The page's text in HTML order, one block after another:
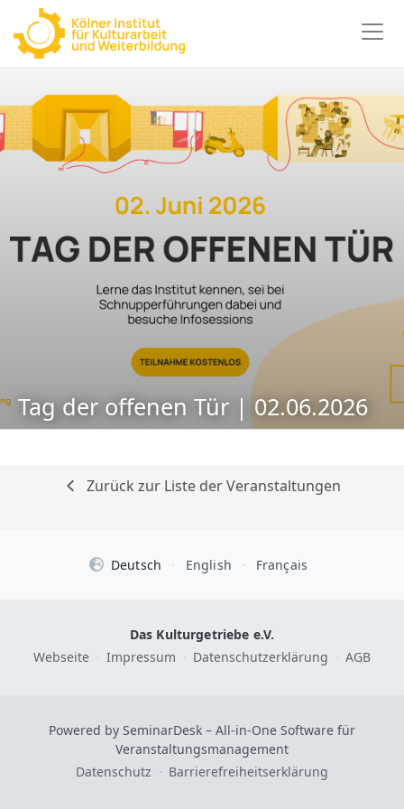
Tag der offenen Tür | 02.06.2026
Zurück zur Liste der Veranstaltungen
Deutsch · English · Français
Das Kulturgetriebe e.V.
Webseite
Impressum Datenschutzerklärung AGB
Powered by SeminarDesk – All-in-One Software für
Veranstaltungsmanagement
Datenschutz · Barrierefreiheitserklärung